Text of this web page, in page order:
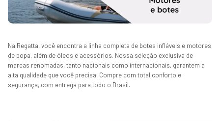
Na Regatta, você encontra a linha completa de botes infláveis e motores
de popa, além de óleos e acessórios. Nossa seleção exclusiva de
marcas renomadas, tanto nacionais como internacionais, garantem a
alta qualidade que você precisa. Compre com total conforto e
segurança, com entrega para todo o Brasil.